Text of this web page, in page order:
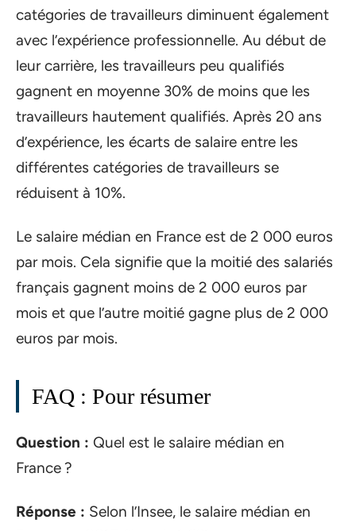
catégories de travailleurs diminuent également
avec l’expérience professionnelle. Au début de
leur carrière, les travailleurs peu qualifiés
gagnent en moyenne 30% de moins que les
travailleurs hautement qualifiés. Après 20 ans
d’expérience, les écarts de salaire entre les
différentes catégories de travailleurs se
réduisent à 10%.
Le salaire médian en France est de 2 000 euros
par mois. Cela signifie que la moitié des salariés
français gagnent moins de 2 000 euros par
mois et que l’autre moitié gagne plus de 2 000
euros par mois.
FAQ : Pour résumer
Question : Quel est le salaire médian en
France ?
Réponse : Selon l’Insee, le salaire médian en